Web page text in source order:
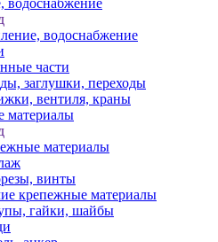
водоснабжение
водоснабжение
части
заглушки, переходы
вентиля, краны
материалы
материалы
винты
крепежные материалы
гайки, шайбы